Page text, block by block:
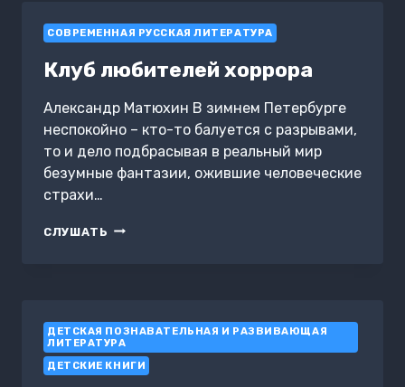
СОВРЕМЕННАЯ РУССКАЯ ЛИТЕРАТУРА
Клуб любителей хоррора
Александр Матюхин В зимнем Петербурге
неспокойно – кто-то балуется с разрывами,
то и дело подбрасывая в реальный мир
безумные фантазии, ожившие человеческие
страхи…
СЛУШАТЬ КЛУБ
ДЕТСКАЯ ПОЗНАВАТЕЛЬНАЯ И РАЗВИВАЮЩАЯ
ЛИТЕРАТУРА
ДЕТСКИЕ КНИГИ